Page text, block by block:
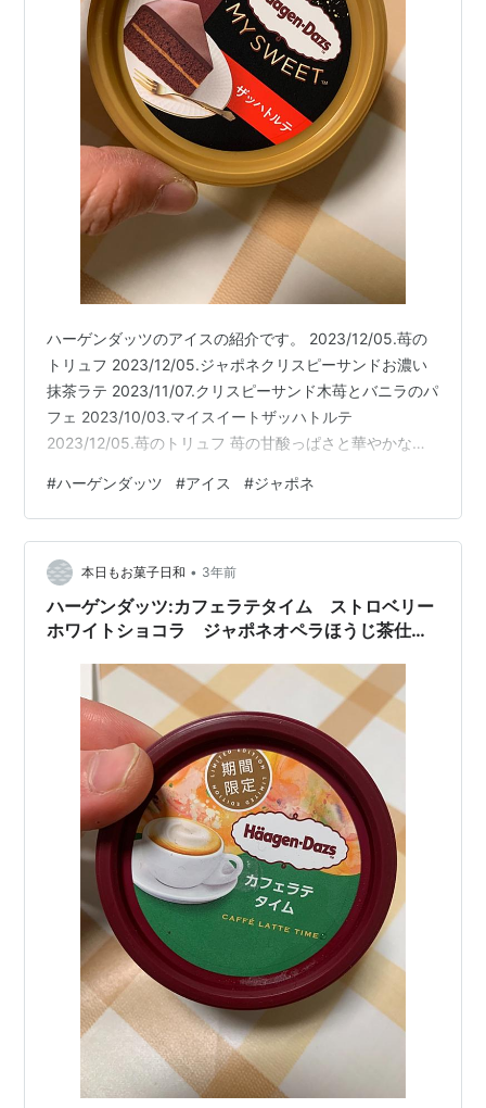
ハーゲンダッツのアイスの紹介です。 2023/12/05.苺の
トリュフ 2023/12/05.ジャポネクリスピーサンドお濃い
抹茶ラテ 2023/11/07.クリスピーサンド木苺とバニラのパ
フェ 2023/10/03.マイスイートザッハトルテ
2023/12/05.苺のトリュフ 苺の甘酸っぱさと華やかな味
アイスクリームです。完熟苺のピューレとミルクが溶け
合ったクリーミーなストロベリーアイスクリームに、華
やかな風味のストロベリーソースと、食感のアクセント
となるパリパリとしたチョコチップを混ぜ込み。ご褒美
にふさわしい、ぜいたくな味わい 2023/12…
#ハーゲンダッツ #アイス #ジャポネ
本日もお菓子日和 • 3年前
ハーゲンダッツ:カフェラテタイム ストロベリー
ホワイトショコラ ジャポネオペラほうじ茶仕立